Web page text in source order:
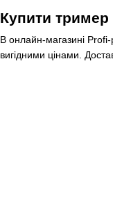
Купити тример
В онлайн-магазині
вигідними цінами.